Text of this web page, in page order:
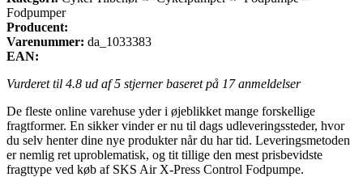
Fodpumper
Producent:
Varenummer: da_1033383
EAN:
Vurderet til 4.8 ud af 5 stjerner baseret på 17anmeldelser
De fleste online varehuse yder i øjeblikket mange forskellige
fragtformer. En sikker vinder er nu til dags udleveringssteder, hvor
du selv henter dine nye produkter når du har tid. Leveringsmetoden
er nemlig ret uproblematisk, og tit tillige den mest prisbevidste
fragttype ved køb af SKS Air X-Press Control Fodpumpe.